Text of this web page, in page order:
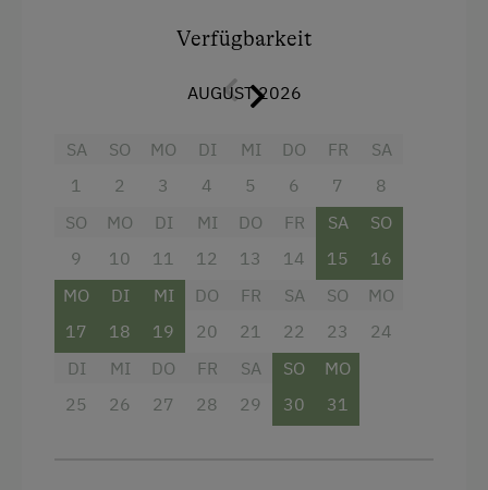
Urlaub für Familien
Wellness
Nachhaltiger Urlaub
Hund erlaubt
Mithilfe am Hof
Verfügbarkeit
AUGUST 2026
SA
1
SO
2
MO
3
DI
4
MI
5
DO
6
FR
7
SA
8
SO
9
MO
10
DI
11
MI
12
DO
13
FR
14
SA
15
SO
16
MO
17
DI
18
MI
19
DO
20
FR
21
SA
22
SO
23
MO
24
DI
25
MI
26
DO
27
FR
28
SA
29
SO
30
MO
31